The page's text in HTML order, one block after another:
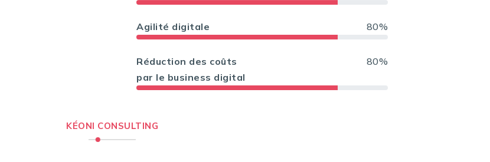
Agilité digitale 80%
Réduction des coûts
par le business digital
80%
KÉONI CONSULTING